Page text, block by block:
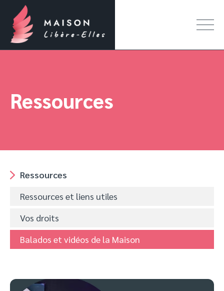
Ressources
Ressources
Ressources et liens utiles
Vos droits
Balados et vidéos de la Maison